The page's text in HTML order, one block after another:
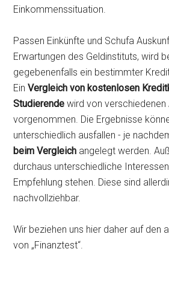
Einkommenssituation.
Passen Einkünfte und Schufa
Erwartungen des Geldinstituts, wird
gegebenenfalls ein bestimmter
EinVergleich von kostenlosen
Studierende wird von
vorgenommen. Die Ergebnisse
unterschiedlich ausfallen - je
beim Vergleich angelegt werden.
durchaus unterschiedliche
Empfehlung stehen. Diese sind
nachvollziehbar.
Wir beziehen uns hier daher auf den
von „Finanztest“.